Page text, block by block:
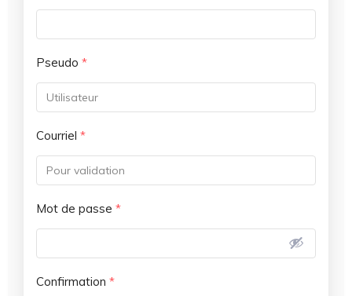
Pseudo *
Courriel *
Mot de passe *
Confirmation *